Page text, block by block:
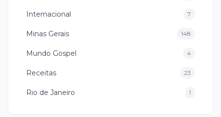
Internacional 7
Minas Gerais 148
Mundo Gospel 4
Receitas 23
Rio de Janeiro 1